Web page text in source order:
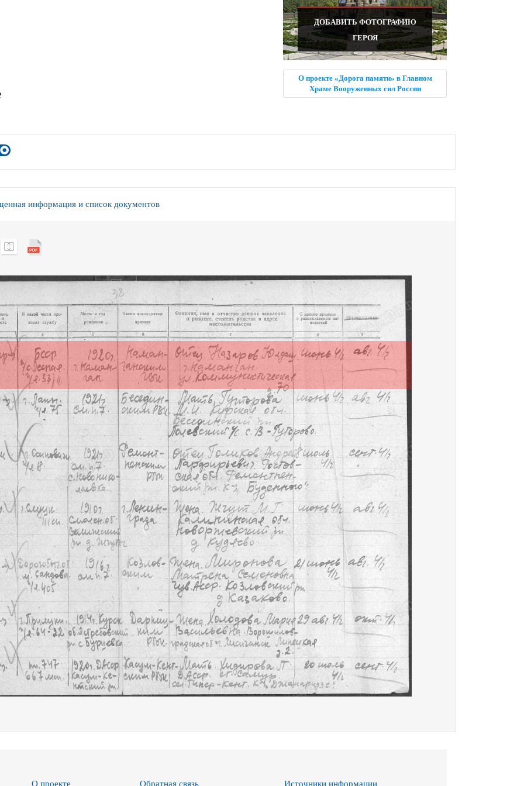
ДОБАВИТЬ ФОТОГРАФИЮ
ГЕРОЯ
О проекте «Дорога памяти» в Главном
Храме Вооруженных сил России
информация и список документов
О проекте Обратная связь Источники информации